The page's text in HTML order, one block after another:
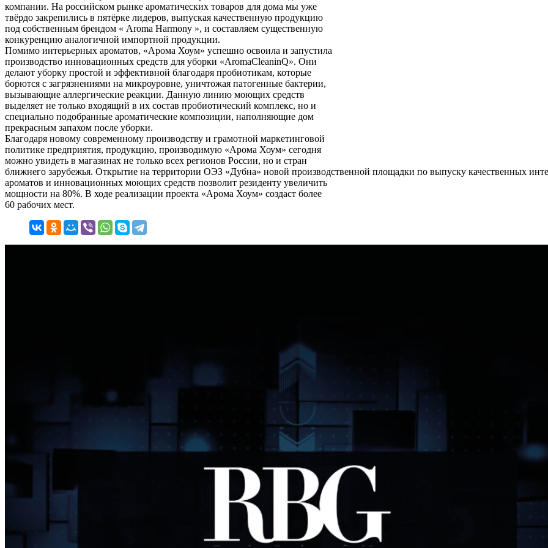
компании. На российском рынке ароматических товаров для дома мы уже
твёрдо закрепились в пятёрке лидеров, выпуская качественную продукцию
под собственным брендом « Aroma Harmony », и составляем существенную
конкуренцию аналогичной импортной продукции.
Помимо интерьерных ароматов, «Арома Хоум» успешно освоила и запустила
производство инновационных средств для уборки «AromaCleaninQ». Они
делают уборку простой и эффективной благодаря пробиотикам, которые
борются с загрязнениями на микроуровне, уничтожая патогенные бактерии,
вызывающие аллергические реакции. Данную линию моющих средств
выделяет не только входящий в их состав пробиотический комплекс, но и
специально подобранные ароматические композиции, наполняющие дом
прекрасным запахом после уборки.
Благодаря новому современному производству и грамотной маркетинговой
политике предприятия, продукцию, производимую «Арома Хоум» сегодня
можно увидеть в магазинах не только всех регионов России, но и стран
ближнего зарубежья. Открытие на территории ОЭЗ «Дубна» новой производственной площадки по выпуску качественных
ароматов и инновационных моющих средств позволит резиденту увеличить
мощности на 80%. В ходе реализации проекта «Арома Хоум» создаст более
60 рабочих мест.